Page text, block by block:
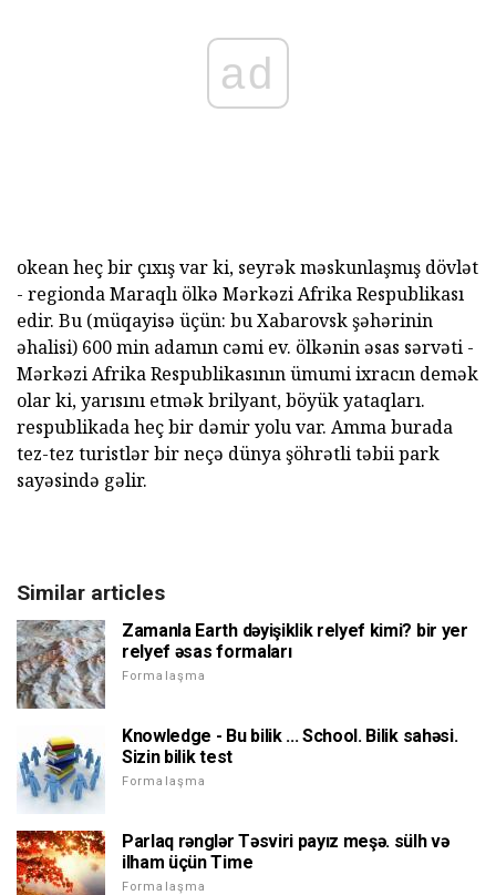
ad
okean heç bir çıxış var ki, seyrək məskunlaşmış dövlət
- regionda Maraqlı ölkə Mərkəzi Afrika Respublikası
edir. Bu (müqayisə üçün: bu Xabarovsk şəhərinin
əhalisi) 600 min adamın cəmi ev. ölkənin əsas sərvəti -
Mərkəzi Afrika Respublikasının ümumi ixracın demək
olar ki, yarısını etmək brilyant, böyük yataqları.
respublikada heç bir dəmir yolu var. Amma burada
tez-tez turistlər bir neçə dünya şöhrətli təbii park
sayəsində gəlir.
Similar articles
Zamanla Earth dəyişiklik relyef kimi? bir yer
relyef əsas formaları
Formalaşma
Knowledge - Bu bilik ... School. Bilik sahəsi.
Sizin bilik test
Formalaşma
Parlaq rənglər Təsviri payız meşə. sülh və
ilham üçün Time
Formalaşma